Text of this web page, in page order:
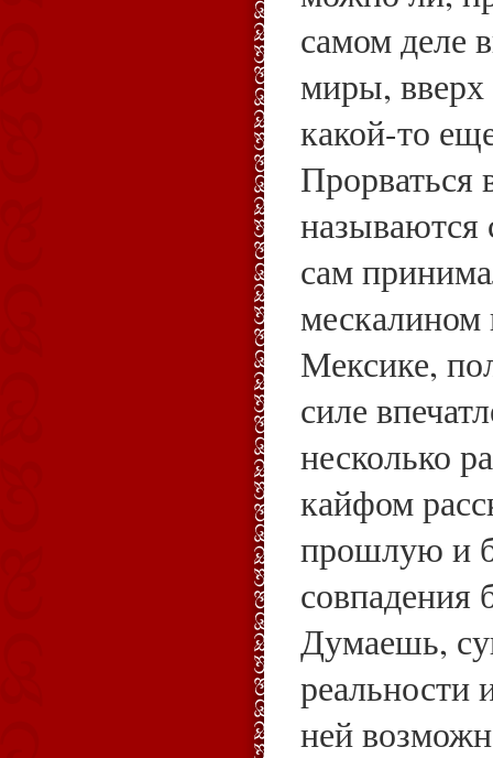
самом деле
миры,
какой-то
Прорваться
называются
сам
Мексике,
силе
несколько
кайфом
прошлую и
совпадения
Думаешь,
реальности
ней